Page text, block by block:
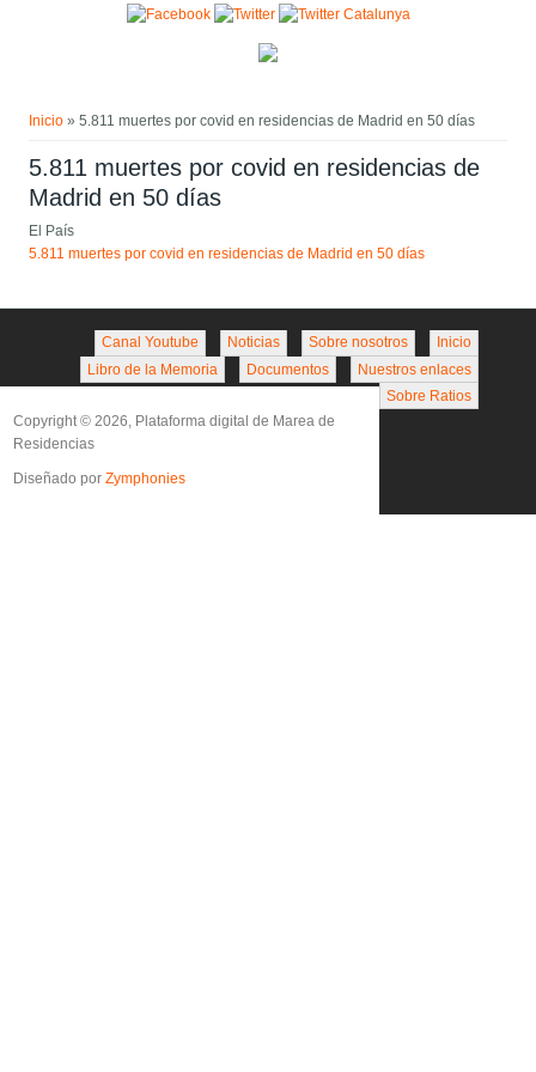
Pasar al contenido principal
Inicio » 5.811 muertes por covid en residencias de Madrid en 50 días
5.811 muertes por covid en residencias de
Madrid en 50 días
El País
5.811 muertes por covid en residencias de Madrid en 50 días
Inicio
Sobre nosotros
Noticias
Canal Youtube
Nuestros enlaces
Documentos
Libro de la Memoria
Sobre Ratios
Copyright © 2026, Plataforma digital de Marea de
Residencias
Diseñado porZymphonies